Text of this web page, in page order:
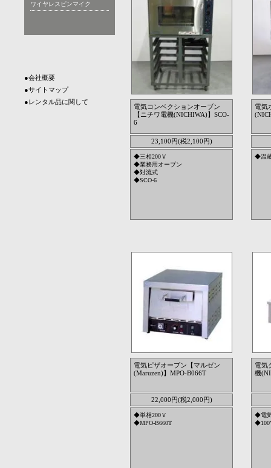
ワイヤレスピンマイク
●会社概要
●サイトマップ
●レンタル品に関して
電気コンベクションオーブン
【ニチワ電機(NICHIWA)】SCO-
6
23,100円(税2,100円)
◆三相200Ｖ
◆業務用オーブン
◆対流式
◆SCO-6
電気
◆温
電気ピザオーブン【マルゼン
(Maruzen)】MPO-B066T
22,000円(税2,000円)
◆単相200Ｖ
◆MPO-B660T
電気
機
◆電